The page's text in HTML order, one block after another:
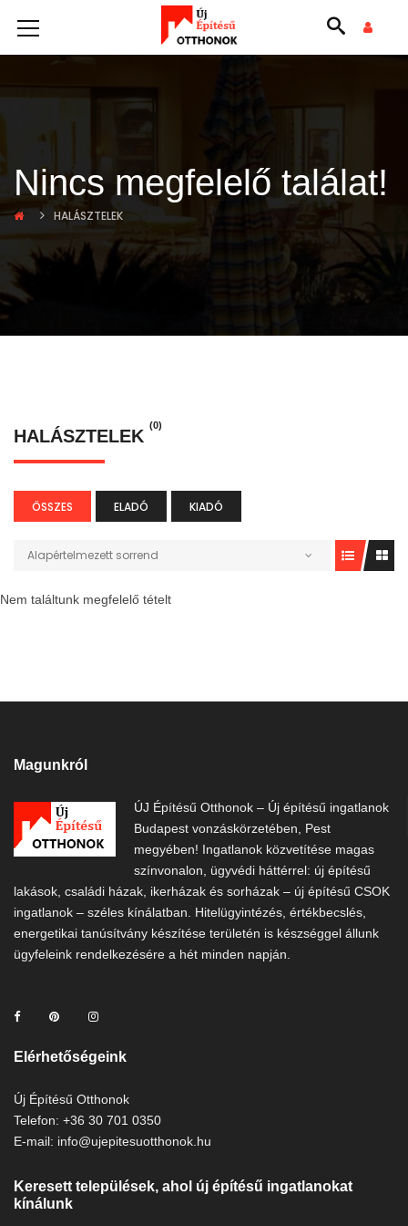
Nincs megfelelő találat!
HALÁSZTELEK
HALÁSZTELEK
(0)
ÖSSZES ELADÓ KIADÓ
Alapértelmezett sorrend
Nem találtunk megfelelő tételt
Magunkról
ÚJ Építésű Otthonok – Új építésű ingatlanok
Budapest vonzáskörzetében, Pest
megyében! Ingatlanok közvetítése magas
színvonalon, ügyvédi háttérrel: új építésű
lakások, családi házak, ikerházak és sorházak – új építésű CSOK
ingatlanok – széles kínálatban. Hitelügyintézés, értékbecslés,
energetikai tanúsítvány készítése területén is készséggel állunk
ügyfeleink rendelkezésére a hét minden napján.
Elérhetőségeink
Új Építésű Otthonok
Telefon: +36 30 701 0350
E-mail: info@ujepitesuotthonok.hu
Keresett települések, ahol új építésű ingatlanokat
kínálunk